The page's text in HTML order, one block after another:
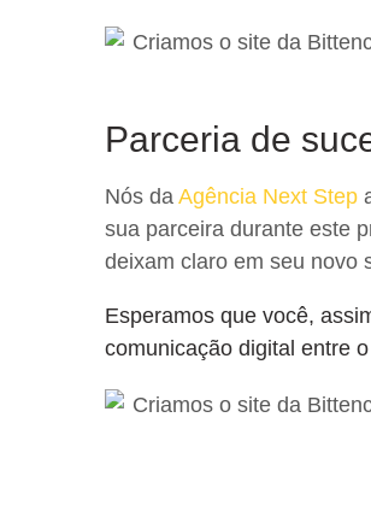
Parceria de
Nós da Agência Next Step
sua parceira durante este
deixam claro em seu novo
Esperamos que você,
comunicação digital entre